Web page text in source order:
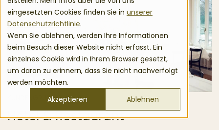
eingesetzten Cookies finden Sie in unserer
Datenschutzrichtlinie.
Wenn Sie ablehnen, werden Ihre Informationen
beim Besuch dieser Website nicht erfasst. Ein
einzelnes Cookie wird in Ihrem Browser gesetzt,
um daran zu erinnern, dass Sie nicht nachverfolgt
werden möchten.
Akzeptieren
Ablehnen
KUNDENGRUPPE
Hotel & Restaurant